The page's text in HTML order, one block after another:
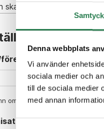
Denna webbplats
Vi använder
sociala medier och
till de sociala medier
med annan
det ska vara rent från
tvätt
företag *
om du är privatperson eller